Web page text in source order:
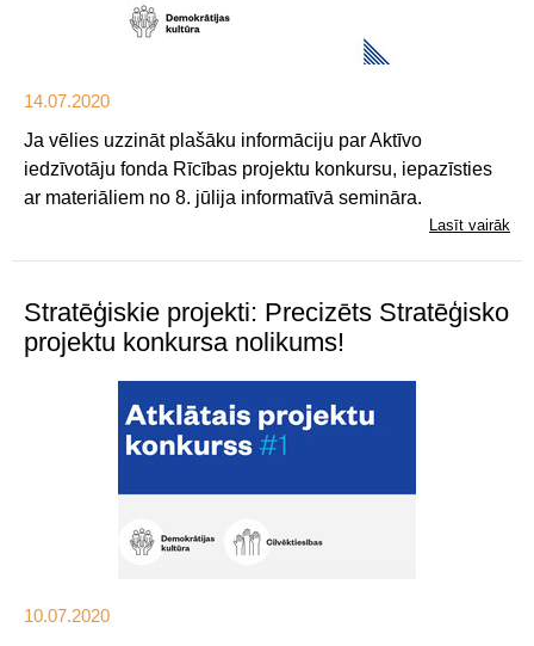
14.07.2020
Ja vēlies uzzināt plašāku informāciju par Aktīvo
iedzīvotāju fonda Rīcības projektu konkursu, iepazīsties
ar materiāliem no 8. jūlija informatīvā semināra.
Lasīt vairāk
Stratēģiskie projekti: Precizēts Stratēģisko
projektu konkursa nolikums!
10.07.2020